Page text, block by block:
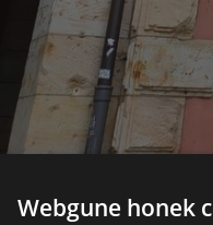
Webgune honek